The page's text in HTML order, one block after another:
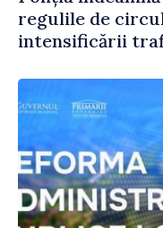
regulile de
intensificării